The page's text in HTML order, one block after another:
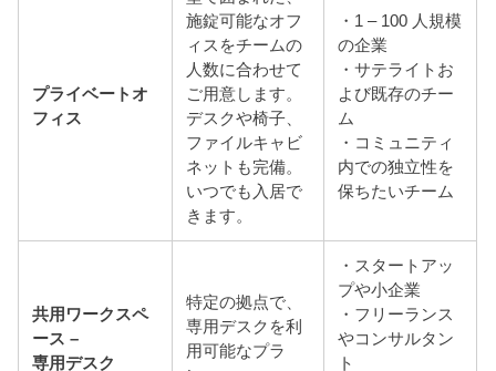
プライベートオ
フィス
施錠可能なオフ
ィスをチームの
人数に合わせて
ご用意します。
デスクや椅子、
ファイルキャビ
ネットも完備。
いつでも入居で
きます。
・1 – 100 人規模
の企業
・サテライトお
よび既存のチー
ム
・コミュニティ
内での独立性を
保ちたいチーム
共用ワークスペ
ース –
専用デスク
特定の拠点で、
専用デスクを利
用可能なプラ
・スタートアッ
プや小企業
・フリーランス
やコンサルタン
ト